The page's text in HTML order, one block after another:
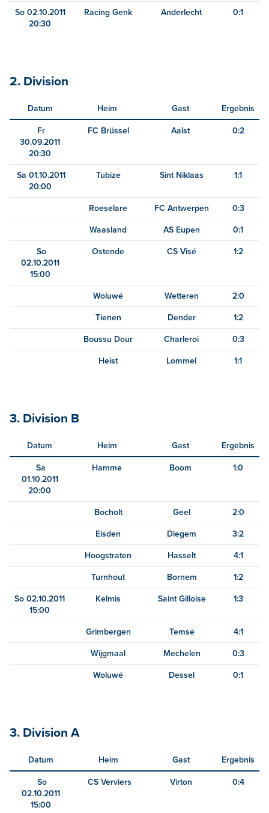
So 02.10.2011
20:30
Racing Genk Anderlecht 0:1
2. Division
Datum Heim Gast Ergebnis
Fr
30.09.2011
20:30
FC Brüssel Aalst 0:2
Sa 01.10.2011
20:00
Tubize Sint Niklaas 1:1
Roeselare FC Antwerpen 0:3
Waasland AS Eupen 0:1
So
02.10.2011
15:00
Ostende CS Visé 1:2
Woluwé Wetteren 2:0
Tienen Dender 1:2
Boussu Dour Charleroi 0:3
Heist Lommel 1:1
3. Division B
Datum Heim Gast Ergebnis
Sa
01.10.2011
20:00
Hamme Boom 1:0
Bocholt Geel 2:0
Eisden Diegem 3:2
Hoogstraten Hasselt 4:1
Turnhout Bornem 1:2
So 02.10.2011
15:00
Kelmis Saint Gilloise 1:3
Grimbergen Temse 4:1
Wijgmaal Mechelen 0:3
Woluwé Dessel 0:1
3. Division A
Datum Heim Gast Ergebnis
So
02.10.2011
15:00
CS Verviers Virton 0:4